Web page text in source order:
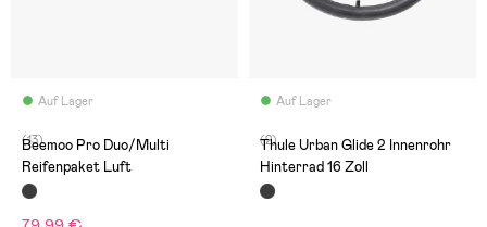
Auf Lager
(13)
Beemoo Pro Duo/Multi
Reifenpaket Luft
Auf Lager
(2)
Thule Urban Glide 2 Innenrohr
Hinterrad 16 Zoll